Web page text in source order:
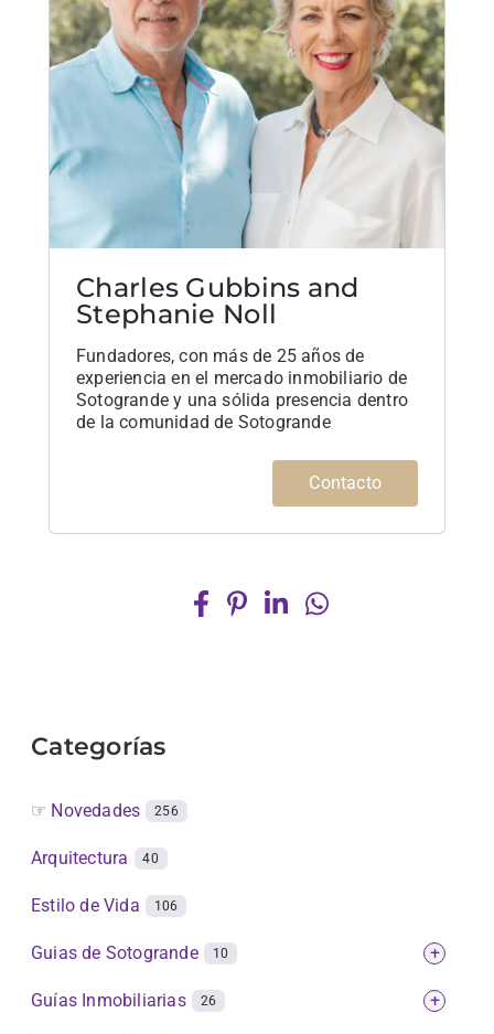
Charles Gubbins and
Stephanie Noll
Fundadores, con más de 25 años de
experiencia en el mercado inmobiliario de
Sotogrande y una sólida presencia dentro
de la comunidad de Sotogrande
Contacto
Categorías
☞ Novedades 256
Arquitectura 40
Estilo de Vida 106
Guias de Sotogrande 10 +
Guías Inmobiliarias 26 +